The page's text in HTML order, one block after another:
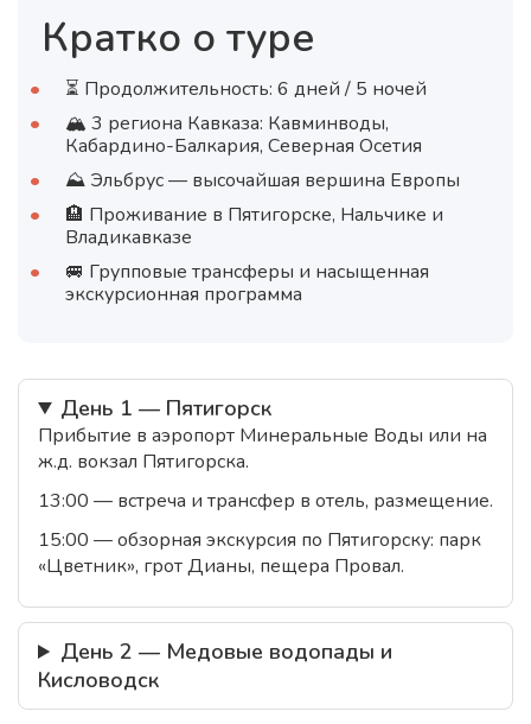
Кратко о туре
⏳ Продолжительность: 6 дней / 5 ночей
🏔 3 региона Кавказа: Кавминводы,
Кабардино-Балкария, Северная Осетия
⛰ Эльбрус — высочайшая вершина Европы
🏨 Проживание в Пятигорске, Нальчике и
Владикавказе
🚐 Групповые трансферы и насыщенная
экскурсионная программа
День 1 — Пятигорск
Прибытие в аэропорт Минеральные Воды или на
ж.д. вокзал Пятигорска.
13:00 — встреча и трансфер в отель, размещение.
15:00 — обзорная экскурсия по Пятигорску: парк
«Цветник», грот Дианы, пещера Провал.
День 2 — Медовые водопады и
Кисловодск